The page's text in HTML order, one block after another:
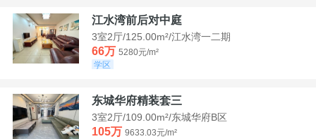
江水湾前后对中庭
3室2厅/125.00m²/江水湾一二期
66万 5280元/m²
学区
东城华府精装套三
3室2厅/109.00m²/东城华府B区
105万 9633.03元/m²